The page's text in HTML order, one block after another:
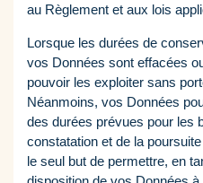
au Règlement et aux lois
Lorsque les durées de
vos Données sont effacées
pouvoir les exploiter sans
Néanmoins, vos Données
des durées prévues pour les
constatation et de la
le seul but de permettre, en